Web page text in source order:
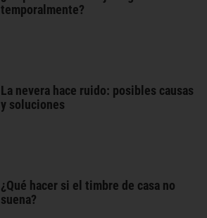
temporalmente?
La nevera hace ruido: posibles causas
y soluciones
¿Qué hacer si el timbre de casa no
suena?